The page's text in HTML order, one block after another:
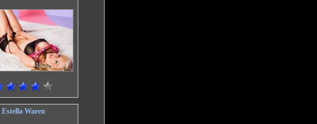
4000x2500
Estella Waren